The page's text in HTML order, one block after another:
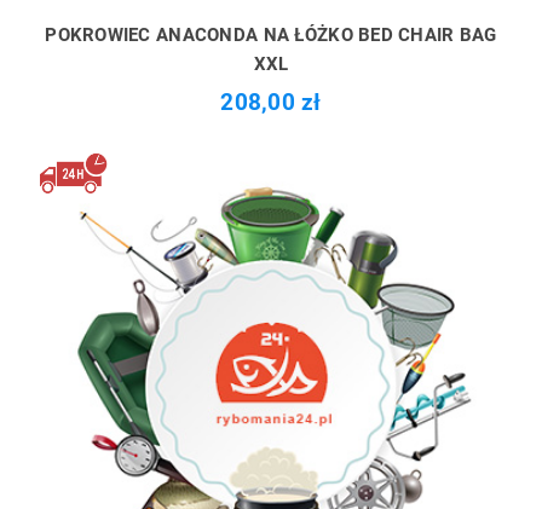
POKROWIEC ANACONDA NA ŁÓŻKO BED CHAIR BAG
XXL
208,00 zł